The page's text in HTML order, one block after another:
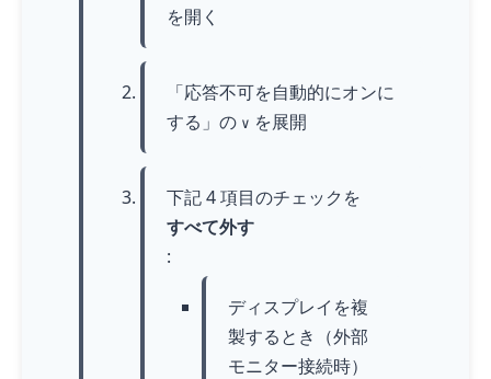
を開く
「応答不可を自動的にオンに
する」の ∨ を展開
下記 4 項目のチェックを
すべて外す
:
ディスプレイを複
製するとき（外部
モニター接続時）